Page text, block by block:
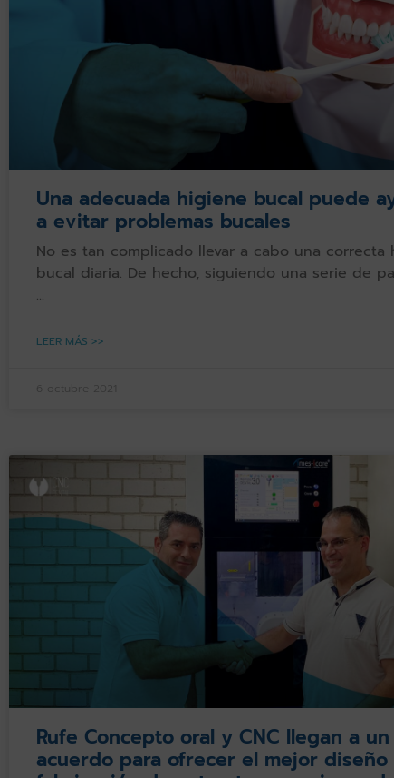
Una adecuada higiene bucal puede
a evitar problemas bucales
No es tan complicado llevar a cabo una correcta
bucal diaria. De hecho, siguiendo una serie de
LEER MÁS >>
6 octubre 2021
Rufe Concepto oral y CNC llegan a un
acuerdo para ofrecer el mejor